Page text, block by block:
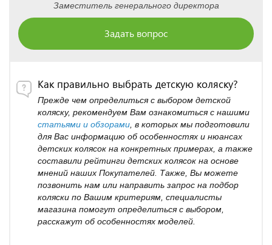
Заместитель генерального директора
Задать вопрос
Как правильно выбрать детскую коляску?
Прежде чем определиться с выбором детской
коляску, рекомендуем Вам ознакомиться с нашими
статьями и обзорами , в которых мы подготовили
для Вас информацию об особенностях и нюансах
детских колясок на конкретных примерах, а также
составили рейтинги детских колясок на основе
мнений наших Покупателей. Также, Вы можете
позвонить нам или направить запрос на подбор
коляски по Вашим критериям, специалисты
магазина помогут определиться с выбором,
расскажут об особенностях моделей.